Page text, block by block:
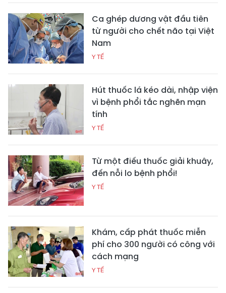
Ca ghép dương vật đầu tiên
từ người cho chết não tại Việt
Nam
Y TẾ
Hút thuốc lá kéo dài, nhập viện
vì bệnh phổi tắc nghẽn mạn
tính
Y TẾ
Từ một điếu thuốc giải khuây,
đến nỗi lo bệnh phổi!
Y TẾ
Khám, cấp phát thuốc miễn
phí cho 300 người có công với
cách mạng
Y TẾ